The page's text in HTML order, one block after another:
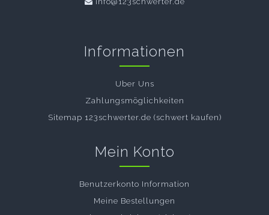
Informationen
Uber Uns
Zahlungsmöglichkeiten
Sitemap 123schwerter.de (schwert kaufen)
Mein Konto
Benutzerkonto Information
Meine Bestellungen